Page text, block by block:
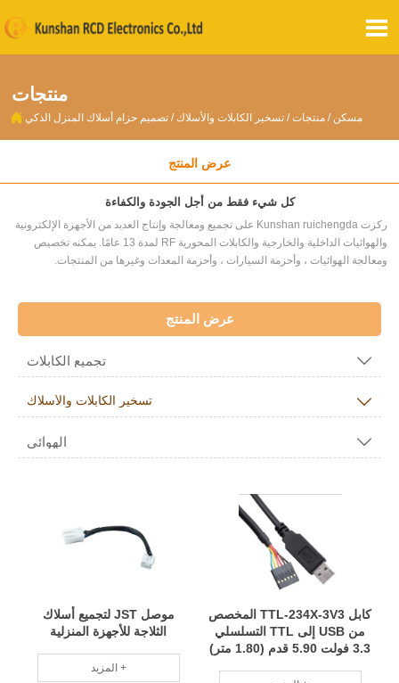

منتجات
 مسكن / منتجات/ تسخير الكابلات والأسلاك / تصميم حزام أسلاك المنزل الذكي
عرض المنتج
كل شيء فقط من أجل الجودة والكفاءة
ركزت Kunshan ruichengda على تجميع ومعالجة وإنتاج العديد من الأجهزة الإلكترونية
والهوائيات الداخلية والخارجية والكابلات المحورية RF لمدة 13 عامًا. يمكنه تخصيص
ومعالجة الهوائيات ، وأحزمة السيارات ، وأحزمة المعدات وغيرها من المنتجات.
عرض المنتج
تجميع الكابلات 
تسخير الكابلات والأسلاك 
الهوائي 
موصل JST لتجميع أسلاك
الثلاجة للأجهزة المنزلية
المزيد +
كابل TTL-234X-3V3 المخصص
من USB إلى TTL التسلسلي
3.3 فولت 5.90 قدم (1.80 متر)